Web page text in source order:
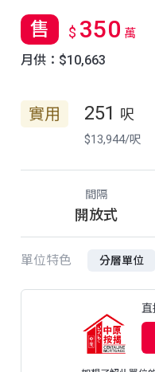
售 $ 350 萬
月供：$10,663
實用 251 呎
$13,944/呎
間隔
開放式
單位特色 分層單位